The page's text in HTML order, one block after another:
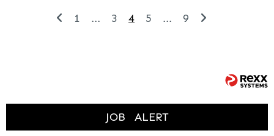
1 ... 3 4 5 ... 9
JOB ALERT